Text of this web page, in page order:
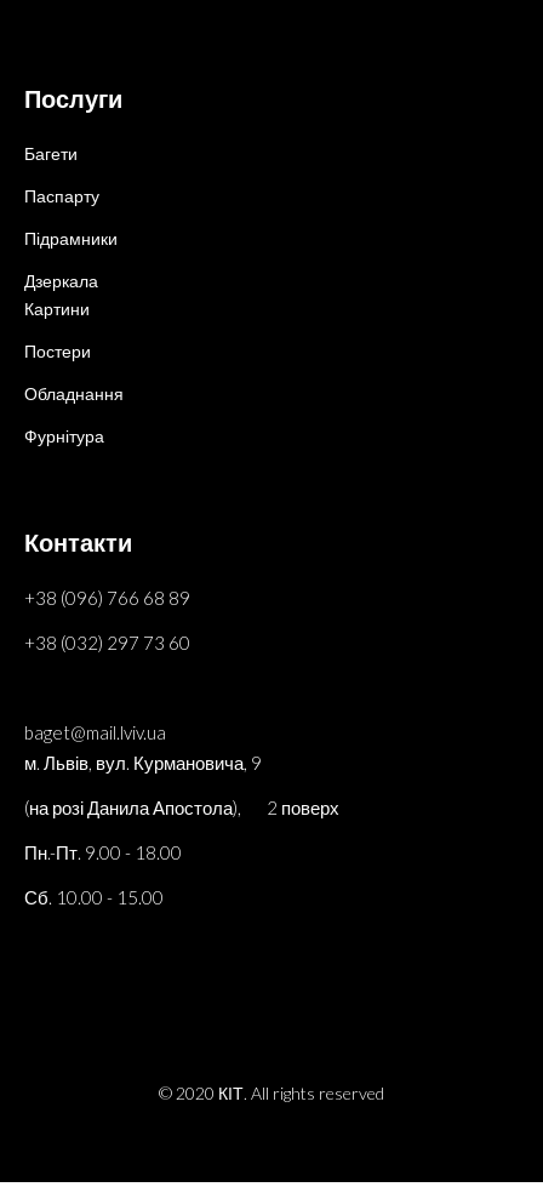
Послуги
Багети
Паспарту
Підрамники
Дзеркала
Картини
Постери
Обладнання
Фурнітура
Контакти
+38 (096) 766 68 89
+38 (032) 297 73 60
baget@mail.lviv.ua
м. Львів, вул. Курмановича, 9
(на розі Данила Апостола), 2 поверх
Пн.-Пт. 9.00 - 18.00
Сб. 10.00 - 15.00
© 2020 КІТ. All rights reserved